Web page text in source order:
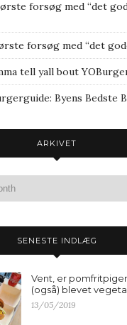
forsøg med “det
forsøg med “det
tell yall bout
Byens Bedste
ARKIVET
SENESTE INDLÆG
Vent, er
(også) blevet
13/05/2019